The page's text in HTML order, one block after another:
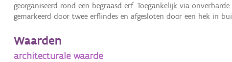
georganiseerd rond een begraasd erf. Toegankelijk via
gemarkeerd door twee erflindes en afgesloten door een hek in
Waarden
architecturale waarde